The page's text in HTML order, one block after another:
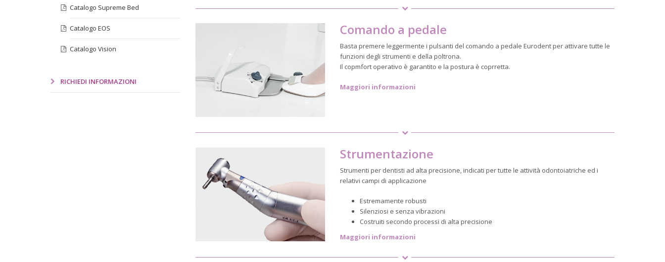
Catalogo Supreme Bed
Catalogo EOS
Catalogo Vision
RICHIEDI INFORMAZIONI
Comando a pedale
Basta premere leggermente i pulsanti del comando a pedale Eurodent per attivare tutte le
funzioni degli strumenti e della poltrona.
Il copmfort operativo è garantito e la postura è coprretta.
Maggiori informazioni
Strumentazione
Strumenti per dentisti ad alta precisione, indicati per tutte le attività odontoiatriche ed i
relativi campi di applicazione
Estremamente robusti
Silenziosi e senza vibrazioni
Costruiti secondo processi di alta precisione
Maggiori informazioni